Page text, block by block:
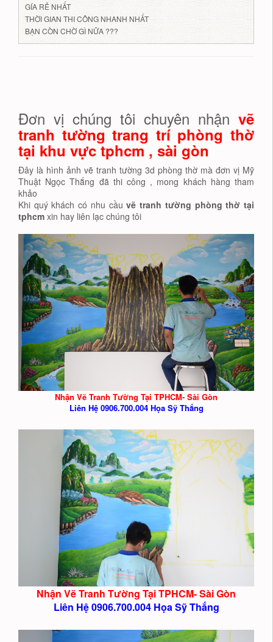
GÍA RẺ NHẤT
THỜI GIAN THI CÔNG NHANH NHẤT
BẠN CÒN CHỜ GÌ NỮA ???
Đơn vị chúng tôi chuyên nhận vẽ
tranh tường trang trí phòng thờ
tại khu vực tphcm , sài gòn
Đây là hình ảnh vẽ tranh tường 3d phòng thờ mà đơn vị Mỹ
Thuật Ngọc Thắng đã thi công , mong khách hàng tham
khảo
Khi quý khách có nhu cầuvẽ tranh tường phòng thờ tại
tphcm xin hay liên lạc chúng tôi
Nhận Vẽ Tranh Tường Tại TPHCM- Sài Gòn
Liên Hệ 0906.700.004 Họa Sỹ Thắng
Nhận Vẽ Tranh Tường Tại TPHCM- Sài Gòn
Liên Hệ 0906.700.004 Họa Sỹ Thắng